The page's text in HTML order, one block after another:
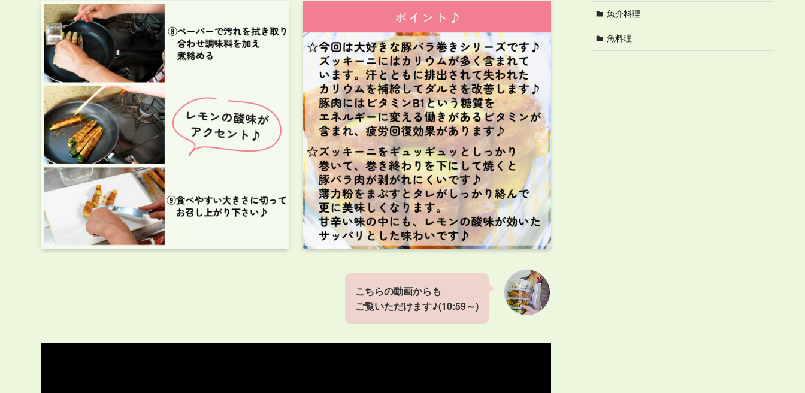
こちらの動画からも
ご覧いただけます♪(10:59～)
魚介料理
魚料理